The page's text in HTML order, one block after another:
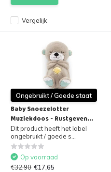
Vergelijk
Ongebruikt / Goede staat
Baby Snoezelotter
Muziekdoos - Rustgeven...
Dit product heeft het label
ongebruikt / goede s...
Op voorraad
€32,90 €17,65